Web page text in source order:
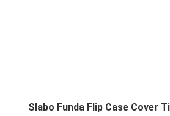
Slabo Funda Flip Case Cover